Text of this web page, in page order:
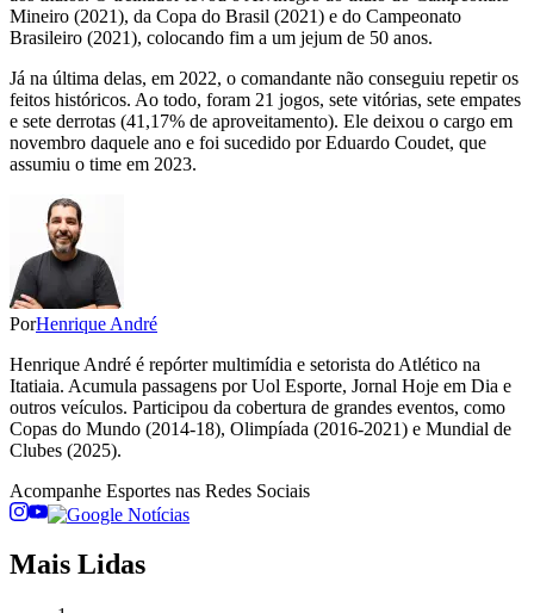
Mineiro (2021), da Copa do Brasil (2021) e do Campeonato
Brasileiro (2021), colocando fim a um jejum de 50 anos.
Já na última delas, em 2022, o comandante não conseguiu repetir os
feitos históricos. Ao todo, foram 21 jogos, sete vitórias, sete empates
e sete derrotas (41,17% de aproveitamento). Ele deixou o cargo em
novembro daquele ano e foi sucedido por Eduardo Coudet, que
assumiu o time em 2023.
PorHenrique André
Henrique André é repórter multimídia e setorista do Atlético na
Itatiaia. Acumula passagens por Uol Esporte, Jornal Hoje em Dia e
outros veículos. Participou da cobertura de grandes eventos, como
Copas do Mundo (2014-18), Olimpíada (2016-2021) e Mundial de
Clubes (2025).
Acompanhe Esportes nas Redes Sociais
Mais Lidas